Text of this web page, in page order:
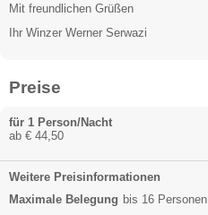
Mit freundlichen Grüßen
Ihr Winzer Werner Serwazi
Preise
für 1 Person/Nacht
ab € 44,50
Weitere Preisinformationen
Maximale Belegung bis 16 Personen